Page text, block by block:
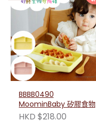
BBBB0490
MoominBaby 矽膠食物
分隔碟
HKD $218.00